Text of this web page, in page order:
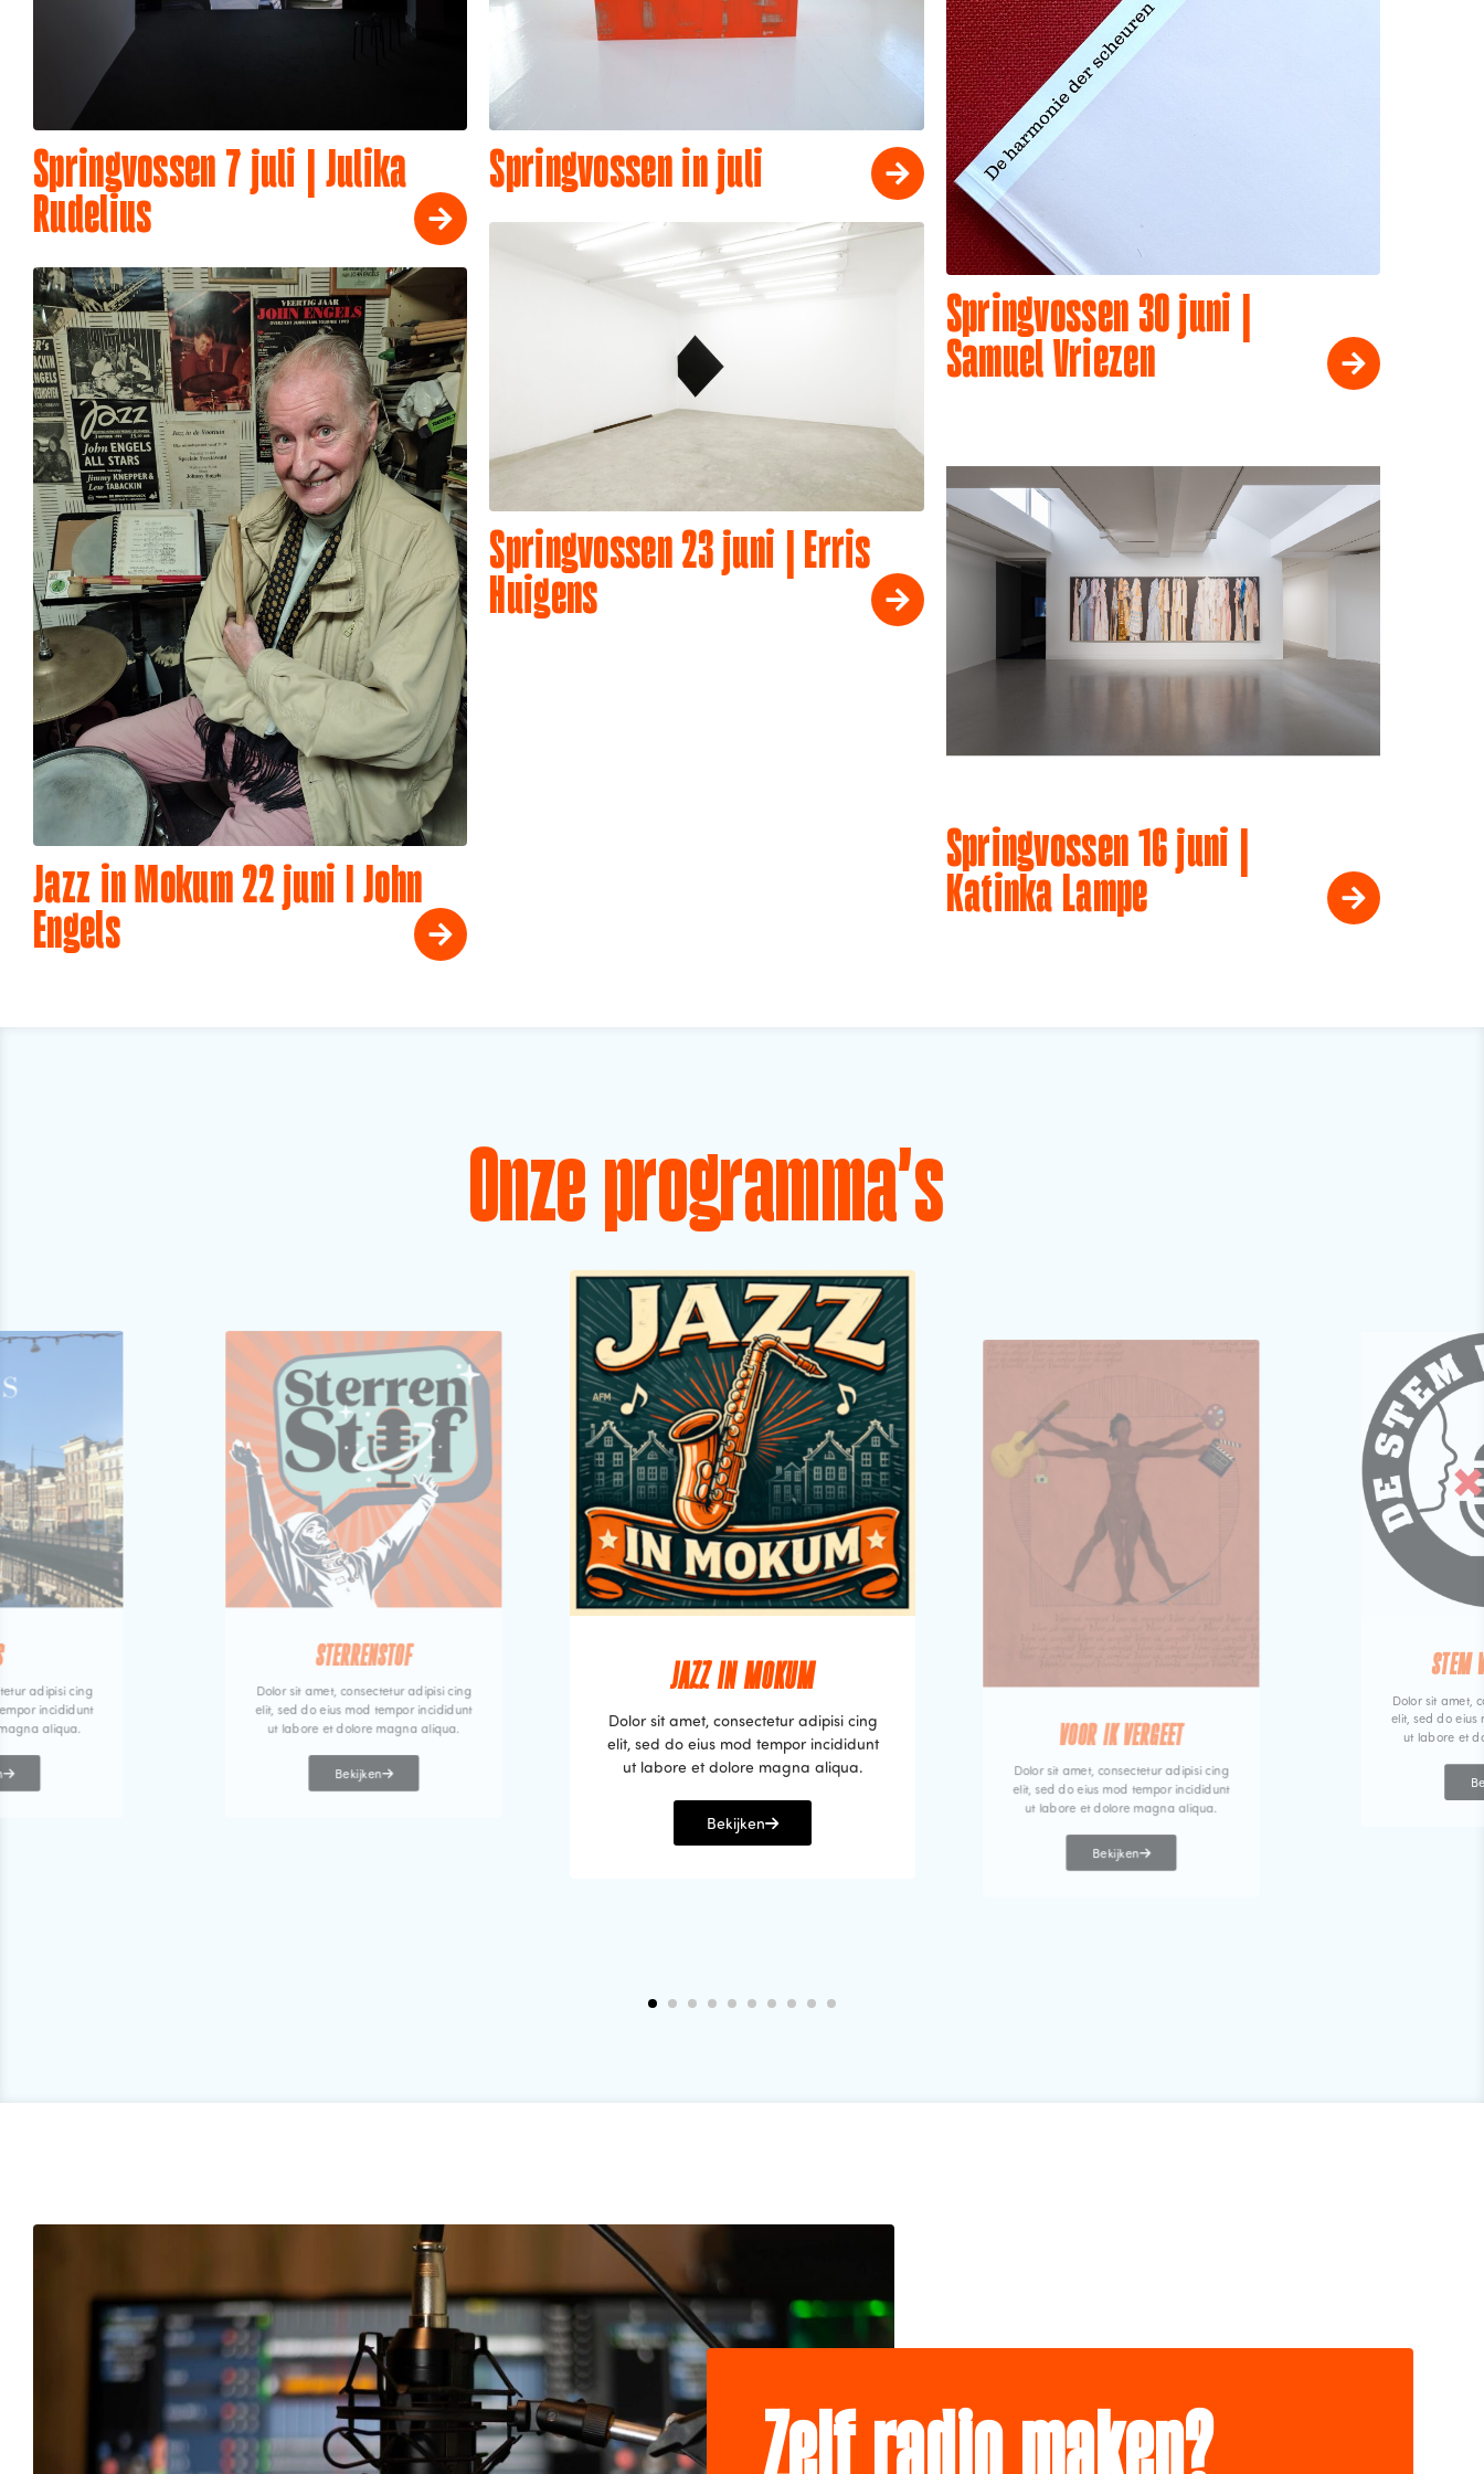
Springvossen 7 juli | Julika
Rudelius
Springvossen in juli
Springvossen 30 juni |
Samuel Vriezen
Springvossen 23 juni | Erris
Huigens
Jazz in Mokum 22 juni I John
Engels
Springvossen 16 juni |
Katinka Lampe
Onze programma's
adipisi cing
incididunt
aliqua.
STERRENSTOF
Dolor sit amet, consectetur adipisi cing
elit, sed do eius mod tempor incididunt
ut labore et dolore magna aliqua.
Bekijken
JAZZ IN MOKUM
Dolor sit amet, consectetur adipisi cing
elit, sed do eius mod tempor incididunt
ut labore et dolore magna aliqua.
Bekijken
VOOR IK VERGEET
Dolor sit amet, consectetur adipisi cing
elit, sed do eius mod tempor incididunt
ut labore et dolore magna aliqua.
Bekijken
STEM
Dolor sit amet,
elit, sed do eius
ut labore et